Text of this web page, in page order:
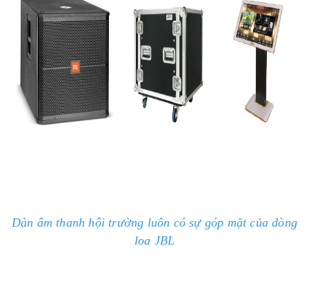
Dàn âm thanh hội trường luôn có sự góp mặt của dòng
loa JBL